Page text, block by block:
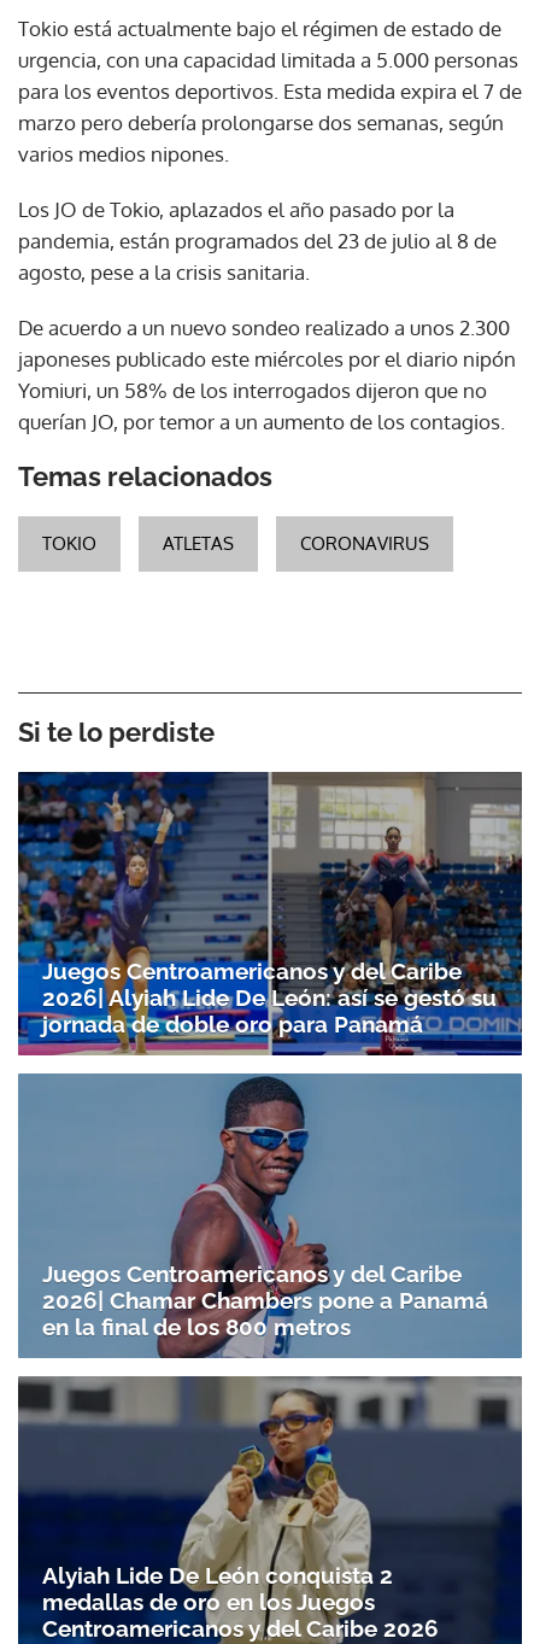
Tokio está actualmente bajo el régimen de estado de
urgencia, con una capacidad limitada a 5.000 personas
para los eventos deportivos. Esta medida expira el 7 de
marzo pero debería prolongarse dos semanas, según
varios medios nipones.
Los JO de Tokio, aplazados el año pasado por la
pandemia, están programados del 23 de julio al 8 de
agosto, pese a la crisis sanitaria.
De acuerdo a un nuevo sondeo realizado a unos 2.300
japoneses publicado este miércoles por el diario nipón
Yomiuri, un 58% de los interrogados dijeron que no
querían JO, por temor a un aumento de los contagios.
Temas relacionados
TOKIO ATLETAS CORONAVIRUS
Si te lo perdiste
Juegos Centroamericanos y del Caribe
2026| Alyiah Lide De León: así se gestó su
jornada de doble oro para Panamá
Juegos Centroamericanos y del Caribe
2026| Chamar Chambers pone a Panamá
en la final de los 800 metros
Alyiah Lide De León conquista 2
medallas de oro en los Juegos
Centroamericanos y del Caribe 2026